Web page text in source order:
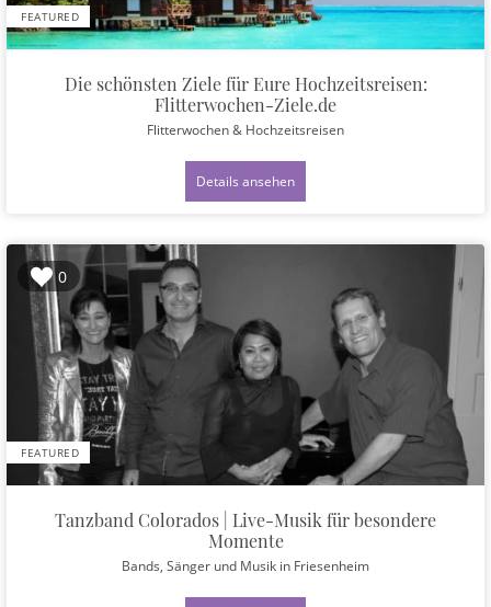
FEATURED
Die schönsten Ziele für Eure Hochzeitsreisen:
Flitterwochen-Ziele.de
Flitterwochen & Hochzeitsreisen
Details ansehen
0
FEATURED
Tanzband Colorados | Live-Musik für besondere
Momente
Bands, Sänger und Musik in Friesenheim